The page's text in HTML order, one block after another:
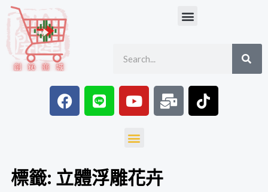
主
Menu
F
a
o
o
L
i
Y
o
t
b
e
M
a
T
i
Menu
標籤: 立體浮雕花卉